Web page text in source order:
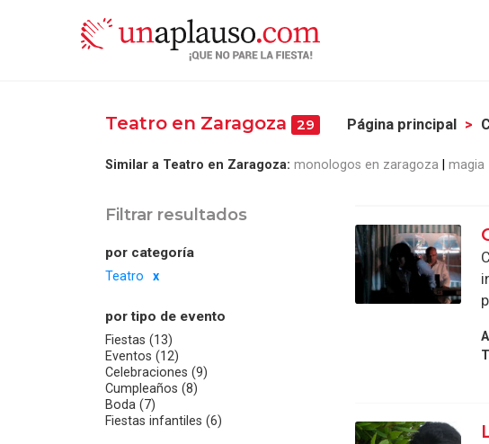
Teatro en Zaragoza 29 Página principal
Similar a Teatro en Zaragoza: monologos en zaragoza magia
Filtrar resultados
por categoría
Teatro
por tipo de evento
Fiestas (13)
Eventos (12)
Celebraciones (9)
Cumpleaños (8)
Boda (7)
Fiestas infantiles (6)